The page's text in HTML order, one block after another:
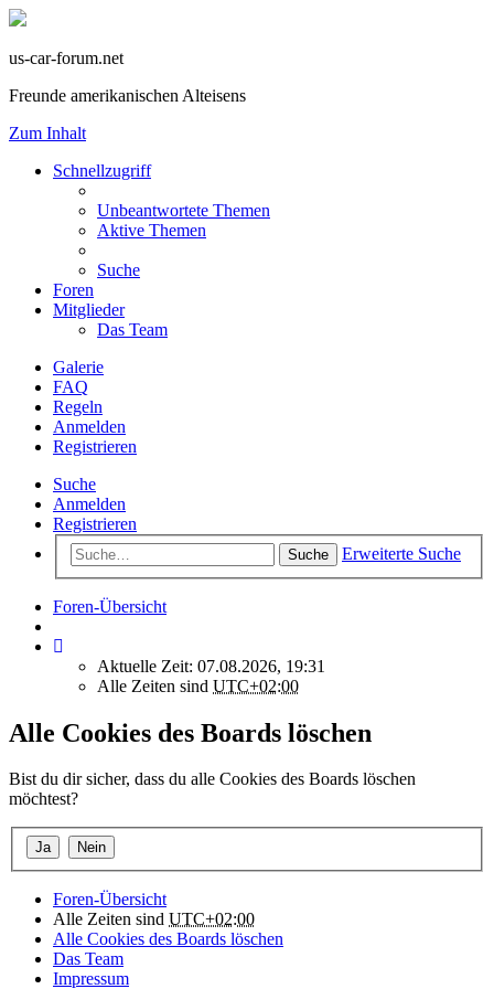
us-car-forum.net
Freunde amerikanischen Alteisens
Zum Inhalt
Schnellzugriff
Unbeantwortete Themen
Aktive Themen
Suche
Foren
Mitglieder
Das Team
Galerie
FAQ
Regeln
Anmelden
Registrieren
Suche
Anmelden
Registrieren
Suche Erweiterte Suche
Foren-Übersicht
Aktuelle Zeit: 07.08.2026, 19:31
Alle Zeiten sind UTC+02:00
Alle Cookies des Boards löschen
Bist du dir sicher, dass du alle Cookies des Boards löschen
möchtest?
Foren-Übersicht
Alle Zeiten sind UTC+02:00
Alle Cookies des Boards löschen
Das Team
Impressum